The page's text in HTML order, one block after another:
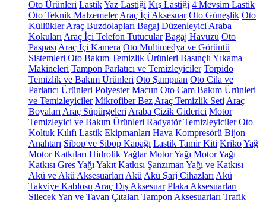
Oto Ürünleri LastikYaz Lastiği Kış Lastiği 4 Mevsim Lastik
Oto Teknik Malzemeler Araç İçi Aksesuar Oto Güneşlik Oto
Küllükler Araç Buzdolapları Bagaj Düzenleyici Araba
Kokuları Araç İçi Telefon Tutucular Bagaj Havuzu Oto
Paspası Araç İçi Kamera Oto Multimedya ve Görüntü
Sistemleri Oto Bakım Temizlik Ürünleri Basınçlı Yıkama
Makineleri Tampon Parlatıcı ve Temizleyiciler Torpido
Temizlik ve Bakım Ürünleri Oto Şampuan Oto Cila ve
Parlatıcı Ürünleri Polyester Macun Oto Cam Bakım Ürünleri
ve Temizleyiciler Mikrofiber Bez Araç Temizlik Seti Araç
Boyaları Araç Süpürgeleri Araba Çizik Giderici Motor
Temizleyici ve Bakım Ürünleri Radyatör Temizleyiciler Oto
Koltuk Kılıfı Lastik Ekipmanları Hava Kompresörü Bijon
Anahtarı Sibop ve Sibop Kapağı Lastik Tamir Kiti KrikoYağ
Motor Katkıları Hidrolik Yağlar Motor Yağı Motor Yağı
Katkısı Gres Yağı Yakıt Katkısı Şanzıman Yağı ve Katkısı
Akü ve Akü Aksesuarları Akü Akü Şarj Cihazları Akü
Takviye Kablosu Araç Dış Aksesuar Plaka Aksesuarları
SilecekYan ve Tavan Çıtaları Tampon Aksesuarları Trafik